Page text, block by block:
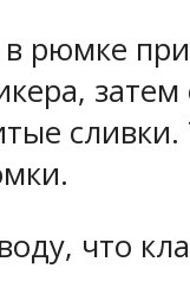
в рюмке
затем
что